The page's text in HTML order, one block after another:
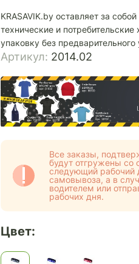
KRASAVIK.by оставляет за
технические и
упаковку без
Артикул: 2014.02
Все заказы,
будут отгружены со
следующий рабочий
самовывоза, а в
водителем или
рабочих дня.
Цвет: